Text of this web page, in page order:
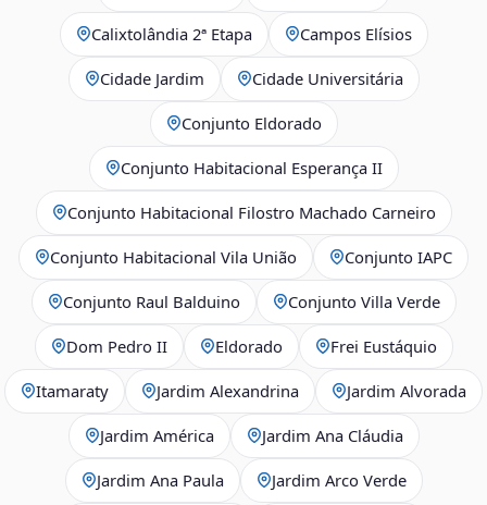
Calixtolândia 2ª Etapa Campos Elísios
Cidade Jardim Cidade Universitária
Conjunto Eldorado
Conjunto Habitacional Esperança II
Conjunto Habitacional Filostro Machado Carneiro
Conjunto Habitacional Vila União Conjunto IAPC
Conjunto Raul Balduino Conjunto Villa Verde
Dom Pedro II Eldorado Frei Eustáquio
Itamaraty Jardim Alexandrina Jardim Alvorada
Jardim América Jardim Ana Cláudia
Jardim Ana Paula Jardim Arco Verde